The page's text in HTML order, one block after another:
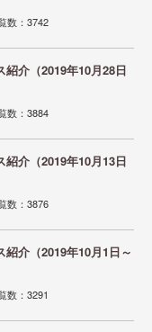
数：3742
紹介（2019年10月28日
数：3884
紹介（2019年10月13日
数：3876
紹介（2019年10月1日～
数：3291